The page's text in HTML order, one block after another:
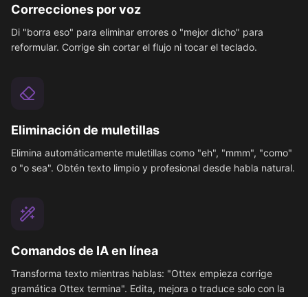
Correcciones por voz
Di "borra eso" para eliminar errores o "mejor dicho" para
reformular. Corrige sin cortar el flujo ni tocar el teclado.
Eliminación de muletillas
Elimina automáticamente muletillas como "eh", "mmm", "como"
o "o sea". Obtén texto limpio y profesional desde habla natural.
Comandos de IA en línea
Transforma texto mientras hablas: "Ottex empieza corrige
gramática Ottex termina". Edita, mejora o traduce solo con la